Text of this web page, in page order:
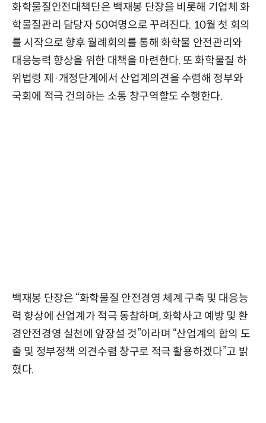
화학물질안전대책단은 백재봉 단장을 비롯해 기업체 화
학물질관리 담당자 50여명으로 꾸려진다. 10월 첫 회의
를 시작으로 향후 월례회의를 통해 화학물 안전관리와
대응능력 향상을 위한 대책을 마련한다. 또 화학물질 하
위법령 제·개정단계에서 산업계의견을 수렴해 정부와
국회에 적극 건의하는 소통 창구역할도 수행한다.
백재봉 단장은 “화학물질 안전경영 체계 구축 및 대응능
력 향상에 산업계가 적극 동참하며, 화학사고 예방 및 환
경안전경영 실천에 앞장설 것”이라며 “산업계의 합의 도
출 및 정부정책 의견수렴 창구로 적극 활용하겠다”고 밝
혔다.